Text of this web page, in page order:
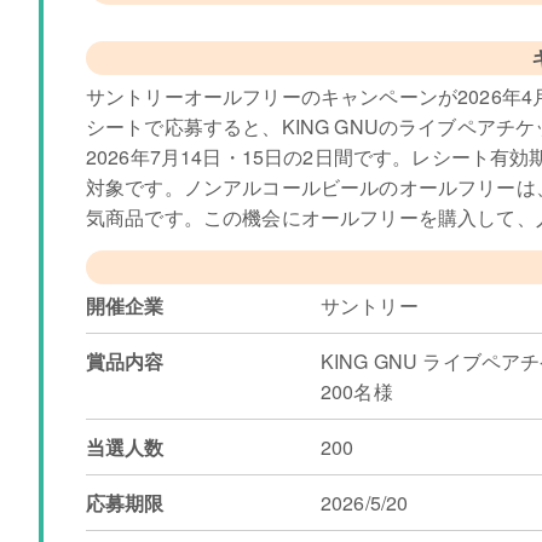
サントリーオールフリーのキャンペーンが2026年
シートで応募すると、KING GNUのライブペアチ
2026年7月14日・15日の2日間です。レシート有
対象です。ノンアルコールビールのオールフリー
気商品です。この機会にオールフリーを購入して
開催企業
サントリー
賞品内容
KING GNU ライブペア
200名様
当選人数
200
応募期限
2026/5/20